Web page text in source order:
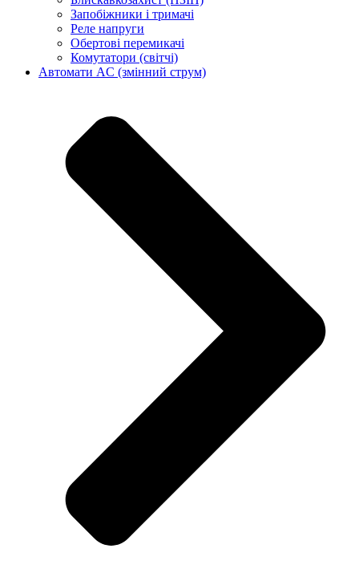
Запобіжники і тримачі
Реле напруги
Обертові перемикачі
Комутатори (світчі)
Автомати AC (змінний струм)